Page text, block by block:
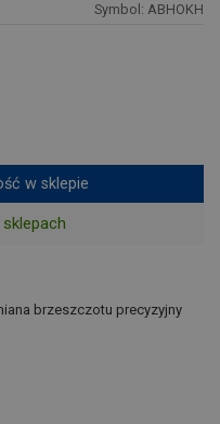
Symbol: ABHOKH
w sklepie
brzeszczotu precyzyjny